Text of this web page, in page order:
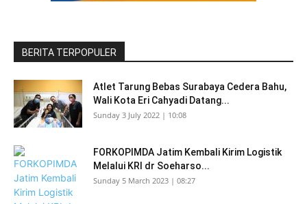
BERITA TERPOPULER
Atlet Tarung Bebas Surabaya Cedera Bahu,
Wali Kota Eri Cahyadi Datang...
Sunday 3 July 2022 | 10:08
FORKOPIMDA Jatim Kembali Kirim Logistik
Melalui KRI dr Soeharso...
Sunday 5 March 2023 | 08:27